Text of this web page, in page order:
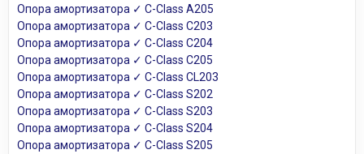
Опора амортизатора ✓ C-Class A205
Опора амортизатора ✓ C-Class C203
Опора амортизатора ✓ C-Class C204
Опора амортизатора ✓ C-Class C205
Опора амортизатора ✓ C-Class CL203
Опора амортизатора ✓ C-Class S202
Опора амортизатора ✓ C-Class S203
Опора амортизатора ✓ C-Class S204
Опора амортизатора ✓ C-Class S205